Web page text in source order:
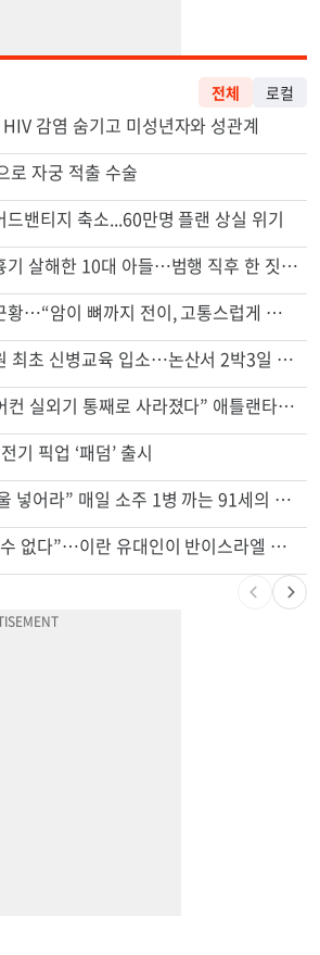
전체 로컬
감염 숨기고 미성년자와 성관계
로 자궁 적출 수술
드밴티지 축소...60만명 플랜 상실 위기
말다툼 중 엄마 흉기 살해한 10대 아들…범행 직후 한 짓 충격
바이든 암 투병 근황…“암이 뼈까지 전이, 고통스럽게 투병 중”
천하람, 현역 의원 최초 신병교육 입소…논산서 2박3일 생활
“6~7분 만에 에어컨 실외기 통째로 사라졌다” 애틀랜타서 실외기 도난 급증
기 픽업 ‘패덤’ 출시
“술에 이것 한방울 넣어라” 매일 소주 1병 까는 91세의 철칙
“살기 위해 어쩔 수 없다”…이란 유대인이 반이스라엘 외치는 까닭